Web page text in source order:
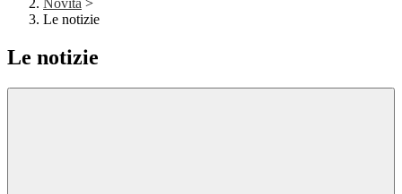
Novità >
Le notizie
Le notizie